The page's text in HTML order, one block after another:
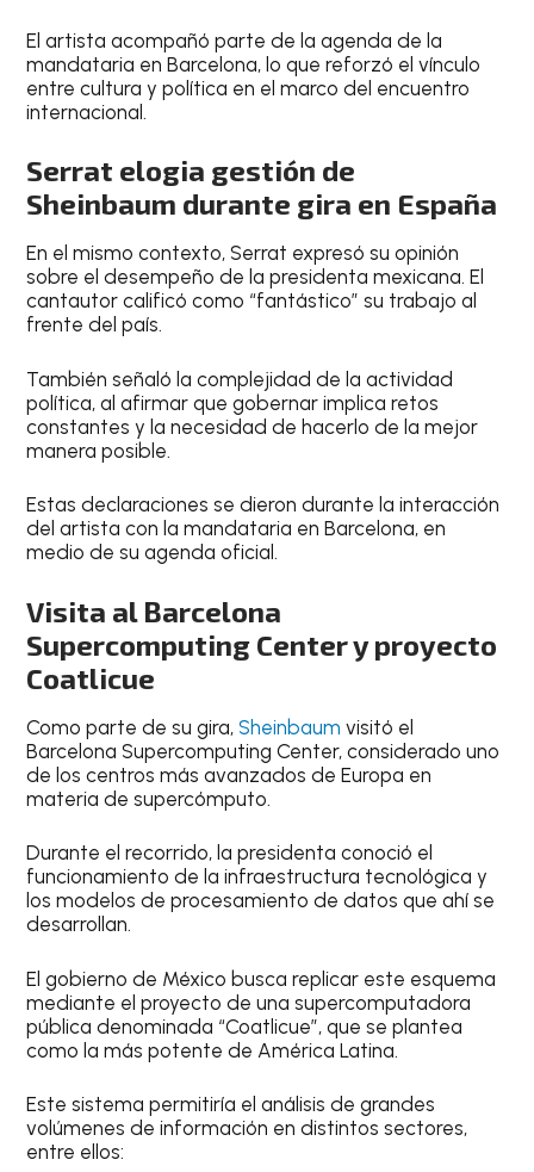
El artista acompañó parte de la agenda de la
mandataria en Barcelona, lo que reforzó el vínculo
entre cultura y política en el marco del encuentro
internacional.
Serrat elogia gestión de
Sheinbaum durante gira en España
En el mismo contexto, Serrat expresó su opinión
sobre el desempeño de la presidenta mexicana. El
cantautor calificó como “fantástico” su trabajo al
frente del país.
También señaló la complejidad de la actividad
política, al afirmar que gobernar implica retos
constantes y la necesidad de hacerlo de la mejor
manera posible.
Estas declaraciones se dieron durante la interacción
del artista con la mandataria en Barcelona, en
medio de su agenda oficial.
Visita al Barcelona
Supercomputing Center y proyecto
Coatlicue
Como parte de su gira,Sheinbaumvisitó el
Barcelona Supercomputing Center, considerado uno
de los centros más avanzados de Europa en
materia de supercómputo.
Durante el recorrido, la presidenta conoció el
funcionamiento de la infraestructura tecnológica y
los modelos de procesamiento de datos que ahí se
desarrollan.
El gobierno de México busca replicar este esquema
mediante el proyecto de una supercomputadora
pública denominada “Coatlicue”, que se plantea
como la más potente de América Latina.
Este sistema permitiría el análisis de grandes
volúmenes de información en distintos sectores,
entre ellos: